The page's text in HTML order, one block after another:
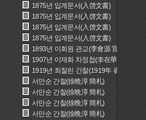
1875년 입계문서(入啓文書)
1875년 입계문서(入啓文書)
1875년 입계문서(入啓文書)
1875년 입계문서(入啓文書)
1893년 이회원 관교(李會源 官敎)
1907년 이재화 차정첩(李在華 差定帖)
1919년 최칠린 간찰(1919年 崔七隣 簡札)
서만순 간찰(徐晩淳 簡札)
서만순 간찰(徐晩淳 簡札)
서만순 간찰(徐晩淳 簡札)
서만순 간찰(徐晩淳 簡札)